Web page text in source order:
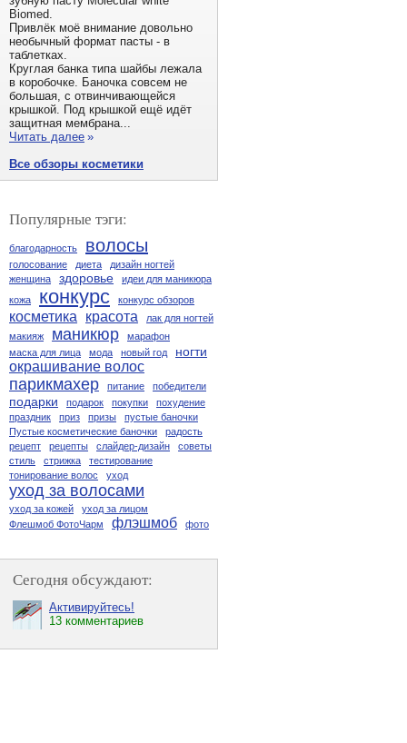
Biomed.
Привлёк моё внимание довольно
необычный формат пасты - в
таблетках.
Круглая банка типа шайбы лежала
в коробочке. Баночка совсем не
большая, с отвинчивающейся
крышкой. Под крышкой ещё идёт
защитная мембрана...
Читать далее »
Все обзоры косметики
Популярные тэги:
благодарность волосы
голосование диета
дизайн ногтей
женщина
здоровье
идеи для маникюра
кожа
конкурс конкурс обзоров
косметика красота
лак для ногтей
макияж
маникюр
марафон
маска для лица
мода новый год ногти
окрашивание волос
парикмахер питание победители
подарки подарок покупки
похудение
праздник
приз призы
пустые баночки
Пустые косметические баночки
радость
рецепт
рецепты слайдер-дизайн
советы
стиль
стрижка
тестирование
тонирование волос
уход
уход за волосами
уход за кожей
уход за лицом
Флешмоб ФотоЧарм
флэшмоб фото
Сегодня обсуждают:
Активируйтесь!
13 комментариев